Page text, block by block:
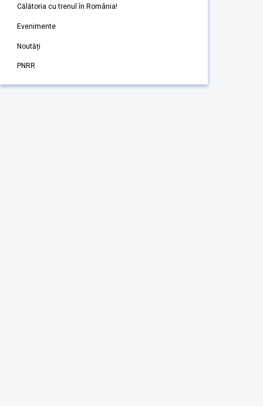
Călătoria cu trenul în România!
Evenimente
Noutăți
PNRR